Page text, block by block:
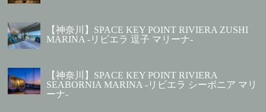
【神奈川】SPACE KEY POINT RIVIERA ZUSHI
MARINA -リビエラ 逗子 マリーナ-
【神奈川】SPACE KEY POINT RIVIERA
SEABORNIA MARINA -リビエラ シーボニア マリ
ーナ-